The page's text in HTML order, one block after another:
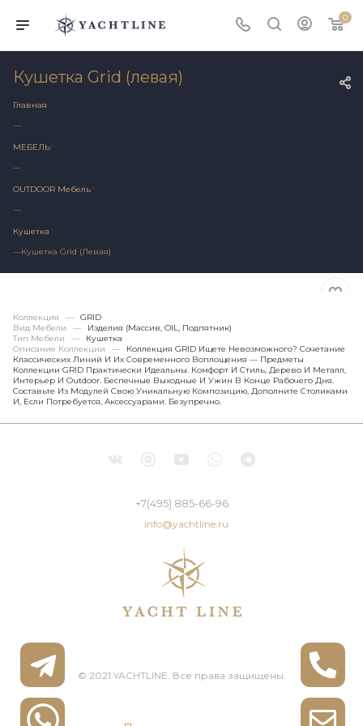
0
Кушетка Grid (левая)
Главная
—
МЕБЕЛЬ
—
OUTDOOR Мебель
—
Кушетка
—Кушетка Grid (левая)
Коллекция —
GRID
Вид Мебели
—
Изделия (массив, OIL, Подпятник)
Тип Мебели
—
Кушетка
Описание Коллекции
—
Коллекция GRID Ищете Невозможного? Сочетание
Классических Линий И Их Современного Воплощения — Предметы
Коллекции GRID Практически Идеальны. Комфорт И Стиль, Дерево И Металл,
Интерьер И Outdoor. Беспечные Выходные И Ужин В Конце Рабочего Дня.
Составьте Из Модулей Свою Уникальную Композицию, Дополните Столиками
И, Если Потребуется, Аксессуарами. Безупречно.
+7(495) 885-66-96
info@yachtline.ru
© 2021 YACHTLINE. Все права защищены.